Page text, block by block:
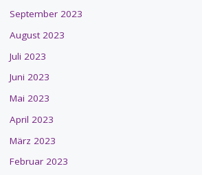
September 2023
August 2023
Juli 2023
Juni 2023
Mai 2023
April 2023
März 2023
Februar 2023